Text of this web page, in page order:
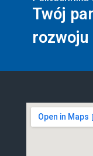
Twój
rozwoju